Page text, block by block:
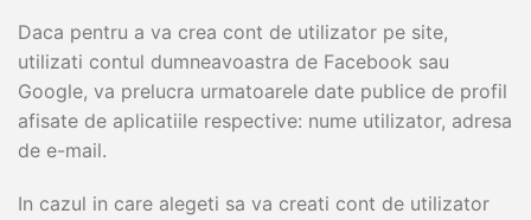
Daca pentru a va crea cont de utilizator pe site,
utilizati contul dumneavoastra de Facebook sau
Google, va prelucra urmatoarele date publice de profil
afisate de aplicatiile respective: nume utilizator, adresa
de e-mail.
In cazul in care alegeti sa va creati cont de utilizator